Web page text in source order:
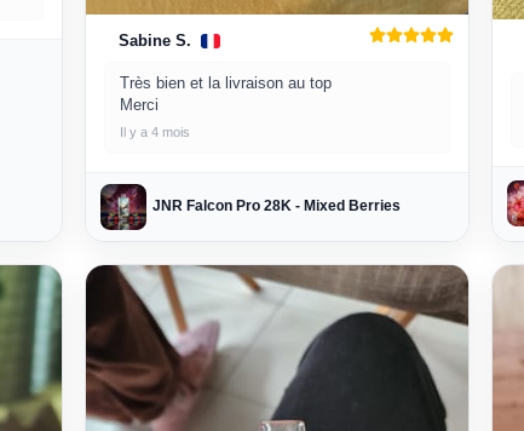
Sabine S.
Très bien et la livraison au top
Merci
Il y a 4 mois
JNR Falcon Pro 28K - Mixed Berries